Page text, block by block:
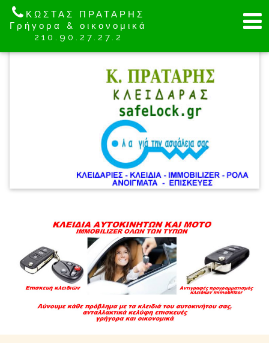
ΚΩΣΤΑΣ ΠΡΑΤΑΡΗΣ
Γρήγορα & οικονομικά
210.90.27.27.2